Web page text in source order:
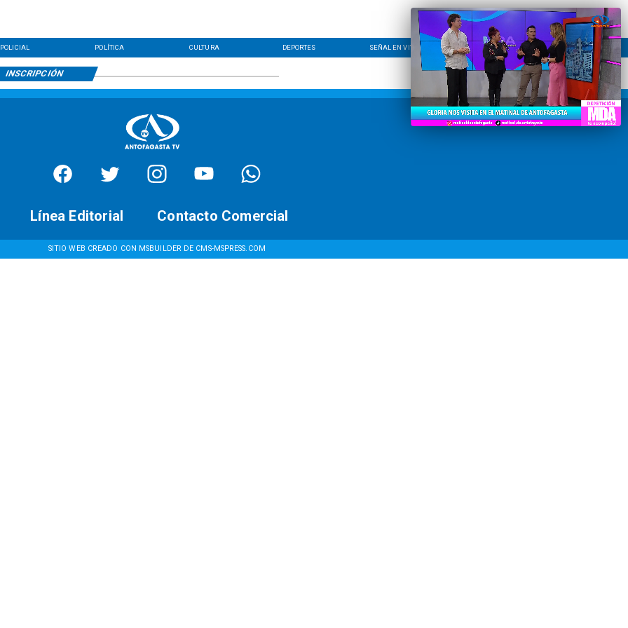
POLICIAL POLÍTICA CULTURA DEPORTES SEÑAL EN VIVO CONTACTO LÍNEA EDITORIAL
INSCRIPCIÓN
SITIO WEB CREADO CON MSBUILDER DE CMS-MSPRESS.COM
Contacto Comercial
Línea Editorial